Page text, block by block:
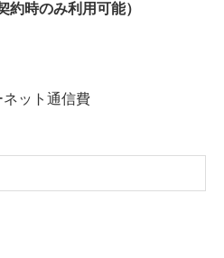
時のみ利用可能）
ット通信費